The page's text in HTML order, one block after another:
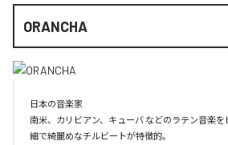
ORANCHA
日本の音楽家
南米、カリビアン、キューバ などのラテン音楽
細で綺麗めなチルビートが特徴的。